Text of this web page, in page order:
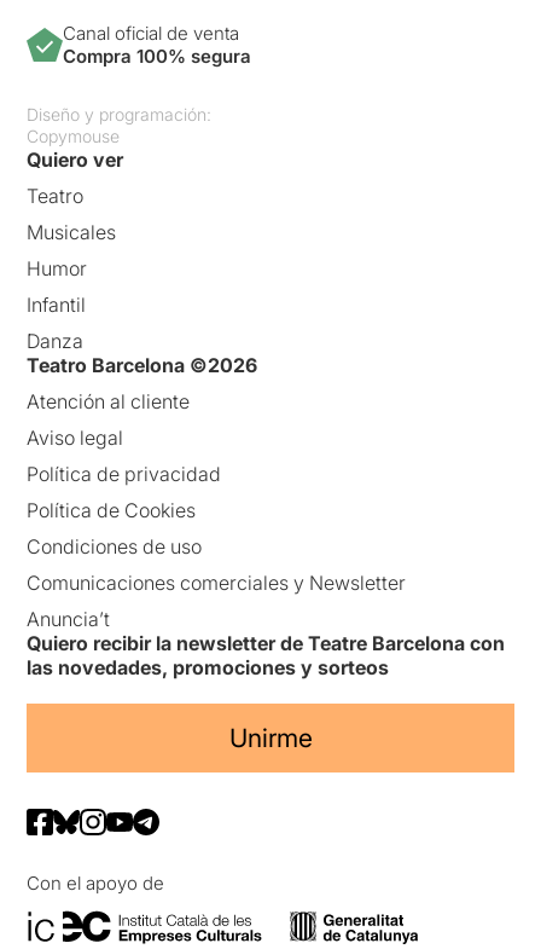
Canal oficial de venta
Compra 100% segura
Diseño y programación:
Copymouse
Quiero ver
Teatro
Musicales
Humor
Infantil
Danza
Teatro Barcelona ©2026
Atención al cliente
Aviso legal
Política de privacidad
Política de Cookies
Condiciones de uso
Comunicaciones comerciales y Newsletter
Anuncia’t
Quiero recibir la newsletter de Teatre Barcelona con
las novedades, promociones y sorteos
Unirme
Con el apoyo de